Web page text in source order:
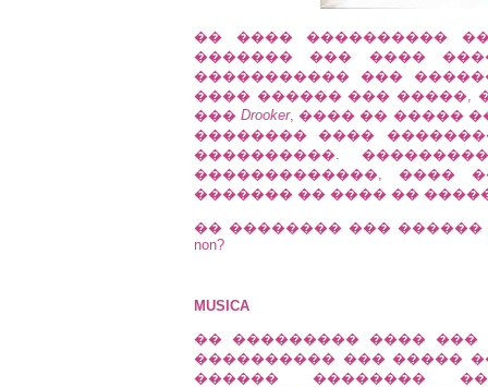
�� ���� ����������
������� ��� ����
����������� ���
���� ������ ��� �����,
���Drooker, ���� �� �����
�������� ����
����������.
�������������, ����
������� �� ���� ��
�� �������� ���
non?
MUSICA
�� ��������� ���� ���
���������� ��� �����
������ ��������